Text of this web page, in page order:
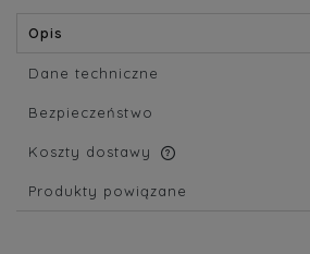
Opis
Dane techniczne
Bezpieczeństwo
Koszty dostawy
Cena nie zawiera ewentualnych
Produkty powiązane